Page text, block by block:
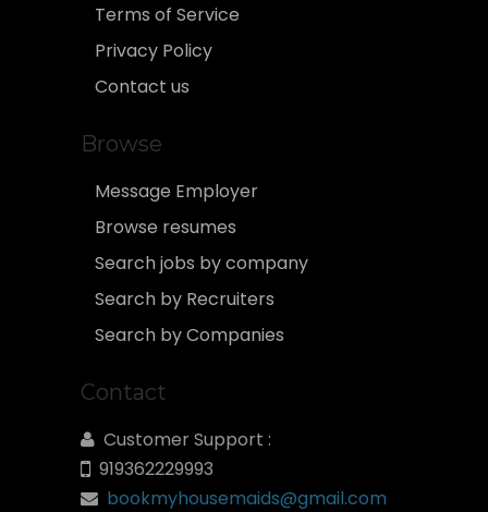
Terms of Service
Privacy Policy
Contact us
Browse
Message Employer
Browse resumes
Search jobs by company
Search by Recruiters
Search by Companies
Contact
Customer Support :
919362229993
bookmyhousemaids@gmail.com